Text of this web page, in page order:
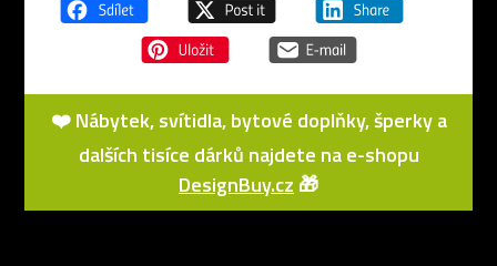
❤️ Nábytek, svítidla, bytové doplňky, šperky a
dalších tisíce dárků najdete na e-shopu
DesignBuy.cz 🎁